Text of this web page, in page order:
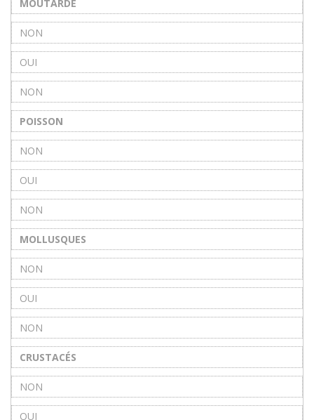
MOUTARDE
NON
OUI
NON
POISSON
NON
OUI
NON
MOLLUSQUES
NON
OUI
NON
CRUSTACÉS
NON
OUI